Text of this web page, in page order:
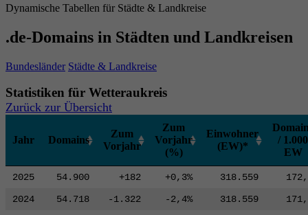
Dynamische Tabellen für Städte & Landkreise
.de-Domains in Städten und Landkreisen
Bundesländer Städte & Landkreise
Statistiken für Wetteraukreis
Zurück zur Übersicht
Jahr Domains
Zum
Vorjahr
Zum
Vorjahr
(%)
Einwohner
(EW)*
/ 1.000
EW
2025 54.900 +182 +0,3% 318.559
2024
54.718 -1.322 -2,4% 318.559